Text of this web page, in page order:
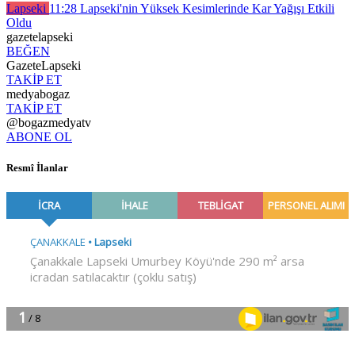
Lapseki 11:28 Lapseki'nin Yüksek Kesimlerinde Kar Yağışı Etkili
Oldu
gazetelapseki
BEĞEN
GazeteLapseki
TAKİP ET
medyabogaz
TAKİP ET
@bogazmedyatv
ABONE OL
Resmî İlanlar